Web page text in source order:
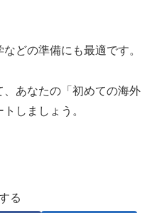
どの準備にも最適です。
あなたの「初めての海外
しましょう。
る